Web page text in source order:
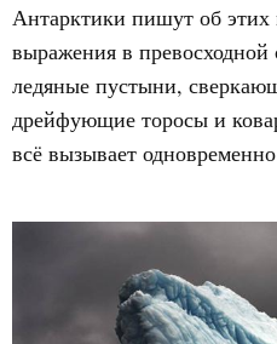
Антарктики пишут об этих
выражения в
ледяные пустыни,
дрейфующие торосы и
всё вызывает